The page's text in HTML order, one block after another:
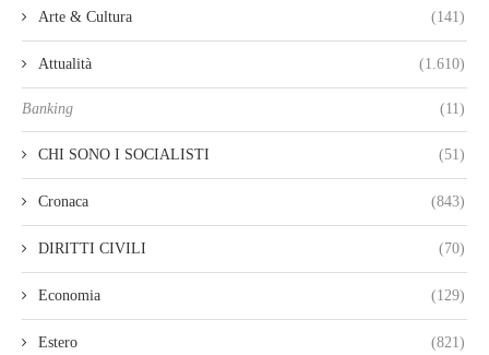
Arte & Cultura (141)
Attualità (1.610)
Banking (11)
CHI SONO I SOCIALISTI (51)
Cronaca (843)
DIRITTI CIVILI (70)
Economia (129)
Estero (821)